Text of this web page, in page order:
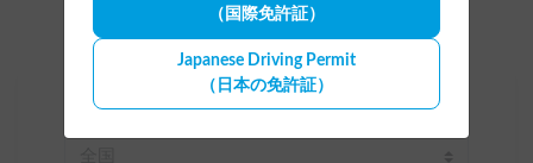
（国際免許証）
Japanese Driving Permit
（日本の免許証）
場所